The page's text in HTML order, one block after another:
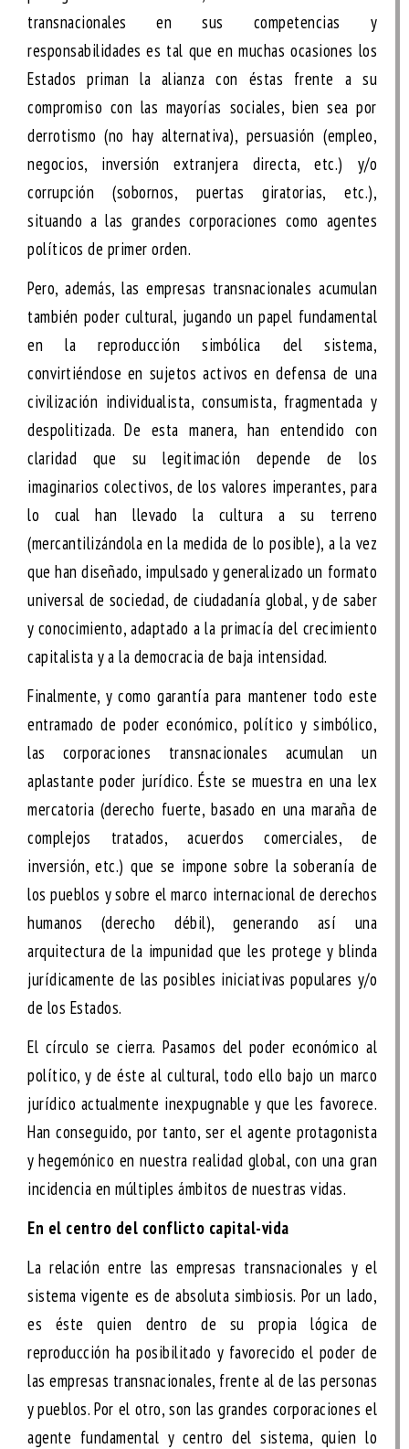
transnacionales en sus competencias y
responsabilidades es tal que en muchas ocasiones los
Estados priman la alianza con éstas frente a su
compromiso con las mayorías sociales, bien sea por
derrotismo (no hay alternativa), persuasión (empleo,
negocios, inversión extranjera directa, etc.) y/o
corrupción (sobornos, puertas giratorias, etc.),
situando a las grandes corporaciones como agentes
políticos de primer orden.
Pero, además, las empresas transnacionales acumulan
también poder cultural, jugando un papel fundamental
en la reproducción simbólica del sistema,
convirtiéndose en sujetos activos en defensa de una
civilización individualista, consumista, fragmentada y
despolitizada. De esta manera, han entendido con
claridad que su legitimación depende de los
imaginarios colectivos, de los valores imperantes, para
lo cual han llevado la cultura a su terreno
(mercantilizándola en la medida de lo posible), a la vez
que han diseñado, impulsado y generalizado un formato
universal de sociedad, de ciudadanía global, y de saber
y conocimiento, adaptado a la primacía del crecimiento
capitalista y a la democracia de baja intensidad.
Finalmente, y como garantía para mantener todo este
entramado de poder económico, político y simbólico,
las corporaciones transnacionales acumulan un
aplastantepoder jurídico. Éste se muestra en una lex
mercatoria (derecho fuerte, basado en una maraña de
complejos tratados, acuerdos comerciales, de
inversión, etc.) que se impone sobre la soberanía de
los pueblos y sobre el marco internacional de derechos
humanos (derecho débil), generando así una
arquitectura de la impunidad que les protege y blinda
jurídicamente de las posibles iniciativas populares y/o
de los Estados.
El círculo se cierra. Pasamos del poder económico al
político, y de éste al cultural, todo ello bajo un marco
jurídico actualmente inexpugnable y que les favorece.
Han conseguido, por tanto, ser el agente protagonista
y hegemónico en nuestra realidad global, con una gran
incidencia en múltiples ámbitos de nuestras vidas.
En el centro del conflicto capital-vida
La relación entre las empresas transnacionales y el
sistema vigente es de absoluta simbiosis. Por un lado,
es éste quien dentro de su propia lógica de
reproducción ha posibilitado y favorecido el poder de
las empresas transnacionales, frente al de las personas
y pueblos. Por el otro, son las grandes corporaciones el
agente fundamental y centro del sistema, quien lo